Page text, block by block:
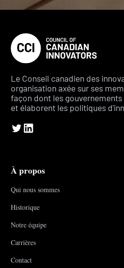
Le Conseil canadien des
organisation axée sur ses
façon dont les
et élaborent les politiques
À propos
Qui nous sommes
Historique
Notre équipe
Carrières
Contact